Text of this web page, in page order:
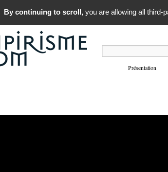
Présentation
By continuing to scroll,you are allowing all third-